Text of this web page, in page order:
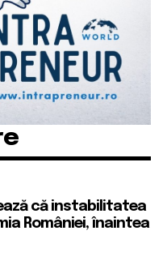
că instabilitatea
României, înaintea